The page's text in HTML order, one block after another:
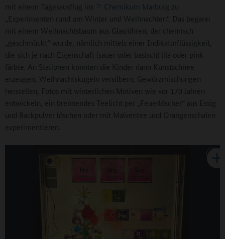
mit einem Tagesausflug ins
Chemikum Marburg zu
„Experimenten rund um Winter und Weihnachten“. Das begann
mit einem Weihnachtsbaum aus Glasröhren, der chemisch
„geschmückt“ wurde, nämlich mittels einer Indikatorflüssigkeit,
die sich je nach Eigenschaft (sauer oder basisch) lila oder pink
färbte. An Stationen konnten die Kinder dann Kunstschnee
erzeugen, Weihnachtskugeln versilbern, Gewürzmischungen
herstellen, Fotos mit winterlichen Motiven wie vor 170 Jahren
entwickeln, ein brennendes Teelicht per „Feuerlöscher“ aus Essig
und Backpulver löschen oder mit Malventee und Orangenschalen
experimentieren.